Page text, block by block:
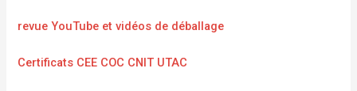
revue YouTube et vidéos de déballage
Certificats CEE COC CNIT UTAC